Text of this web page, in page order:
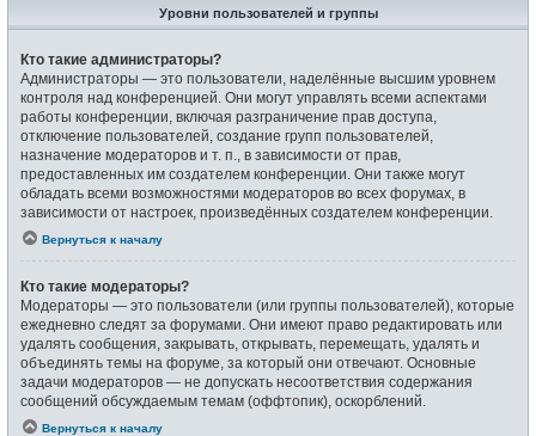
Уровни пользователей и группы
Кто такие администраторы?
Администраторы — это пользователи, наделённые высшим уровнем
контроля над конференцией. Они могут управлять всеми аспектами
работы конференции, включая разграничение прав доступа,
отключение пользователей, создание групп пользователей,
назначение модераторов и т. п., в зависимости от прав,
предоставленных им создателем конференции. Они также могут
обладать всеми возможностями модераторов во всех форумах, в
зависимости от настроек, произведённых создателем конференции.
Вернуться к началу
Кто такие модераторы?
Модераторы — это пользователи (или группы пользователей), которые
ежедневно следят за форумами. Они имеют право редактировать или
удалять сообщения, закрывать, открывать, перемещать, удалять и
объединять темы на форуме, за который они отвечают. Основные
задачи модераторов — не допускать несоответствия содержания
сообщений обсуждаемым темам (оффтопик), оскорблений.
Вернуться к началу